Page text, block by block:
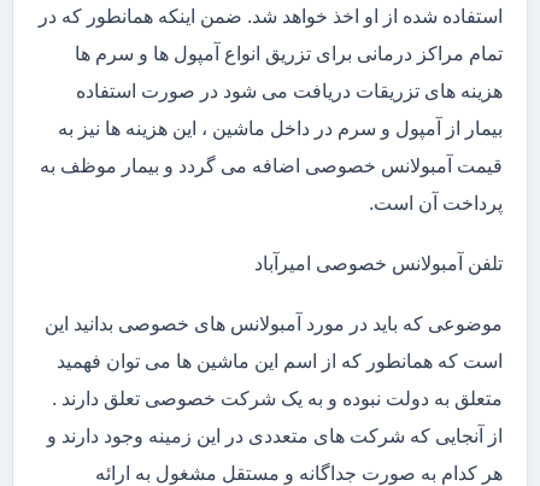
استفاده شده از او اخذ خواهد شد. ضمن اینکه همانطور که در
تمام مراکز درمانی برای تزریق انواع آمپول ها و سرم ها
هزینه های تزریقات دریافت می شود در صورت استفاده
بیمار از آمپول و سرم در داخل ماشین ، این هزینه ها نیز به
قیمت آمبولانس خصوصی اضافه می گردد و بیمار موظف به
پرداخت آن است.
تلفن آمبولانس خصوصی امیرآباد
موضوعی که باید در مورد آمبولانس های خصوصی بدانید این
است که همانطور که از اسم این ماشین ها می توان فهمید
متعلق به دولت نبوده و به یک شرکت خصوصی تعلق دارند .
از آنجایی که شرکت های متعددی در این زمینه وجود دارند و
هر کدام به صورت جداگانه و مستقل مشغول به ارائه